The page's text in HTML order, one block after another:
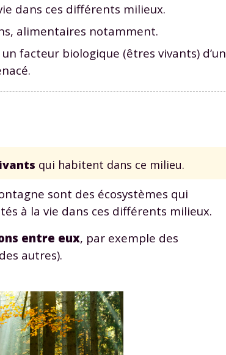
dans ces différents milieux.
alimentaires notamment.
facteur biologique (êtres vivants) d’un
qui habitent dans ce milieu.
sont des écosystèmes qui
à la vie dans ces différents milieux.
entre eux, par exemple des
autres).